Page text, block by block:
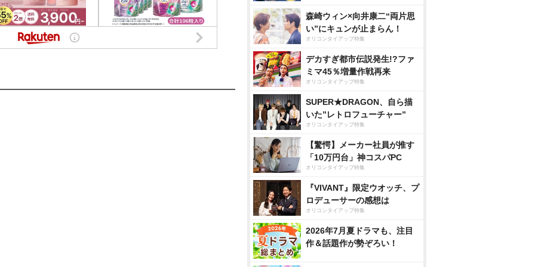
森崎ウィン×向井康二“両片思
い”にキュンが止まらん！
オリコンタイアップ特集
デカすぎ都市伝説発生!?ファ
ミマ45％増量作戦再来
オリコンタイアップ特集
SUPER★DRAGON、自ら描
いた”レトロフューチャー”
オリコンタイアップ特集
【驚愕】メーカー社員が推す
「10万円台」神コスパPC
オリコンタイアップ特集
『VIVANT』限定ウオッチ、プ
ロデューサーの感想は
オリコンタイアップ特集
2026年7月夏ドラマも、注目
作＆話題作が勢ぞろい！